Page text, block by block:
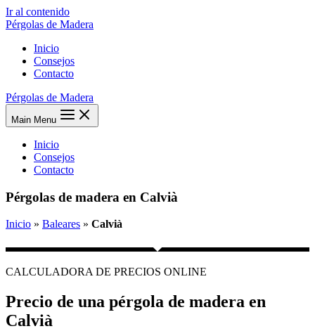
Ir al contenido
Pérgolas de Madera
Inicio
Consejos
Contacto
Pérgolas de Madera
Main Menu
Inicio
Consejos
Contacto
Pérgolas de madera en Calvià
Inicio » Baleares » Calvià
CALCULADORA DE PRECIOS ONLINE
Precio de una pérgola de madera en
Calvià